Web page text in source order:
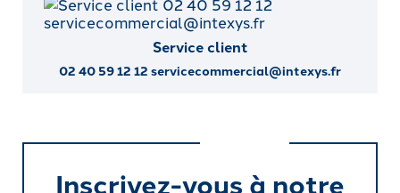
Service client
02 40 59 12 12 servicecommercial@intexys.fr
Inscrivez-vous à notre